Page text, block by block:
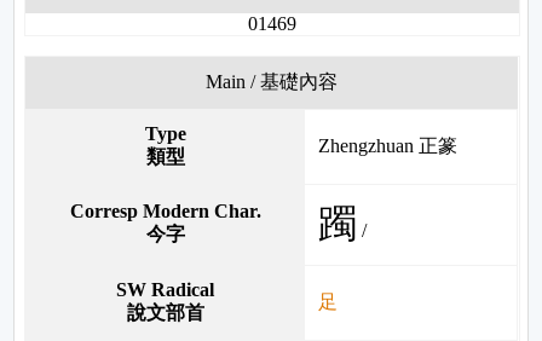
01469
Main / 基礎內容
Type
類型
Zhengzhuan 正篆
Corresp Modern Char.
今字
躅 /
SW Radical
說文部首
足